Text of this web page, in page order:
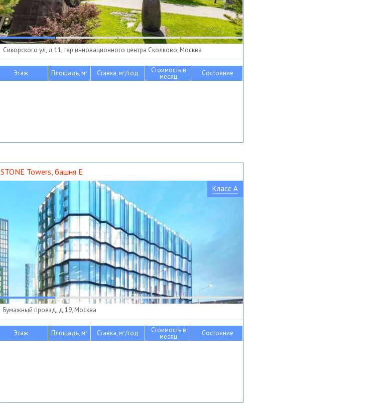
Сикорского ул, д 11, тер инновационного центра Сколково, Москва
Этаж Площадь, м2 Ставка, м2/год Стоимость в
месяц Состояние
STONE Towers, башня Е
Класс A
Бумажный проезд, д 19, Москва
Этаж Площадь, м2 Ставка, м2/год Стоимость в
месяц Состояние